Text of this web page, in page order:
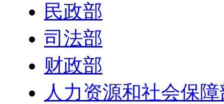
民政部
司法部
财政部
人力资源和社会保